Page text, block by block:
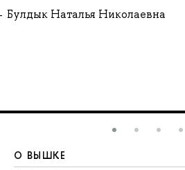
Булдык Наталья Николаевна
О ВЫШКЕ